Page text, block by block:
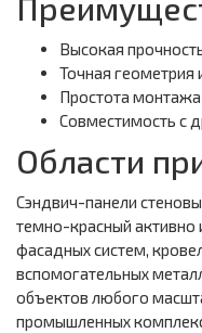
Высокая
Точная геометрия
Простота
Совместимость с
Области
Сэндвич-панели
темно-красный активно
фасадных систем,
вспомогательных
объектов любого
промышленных